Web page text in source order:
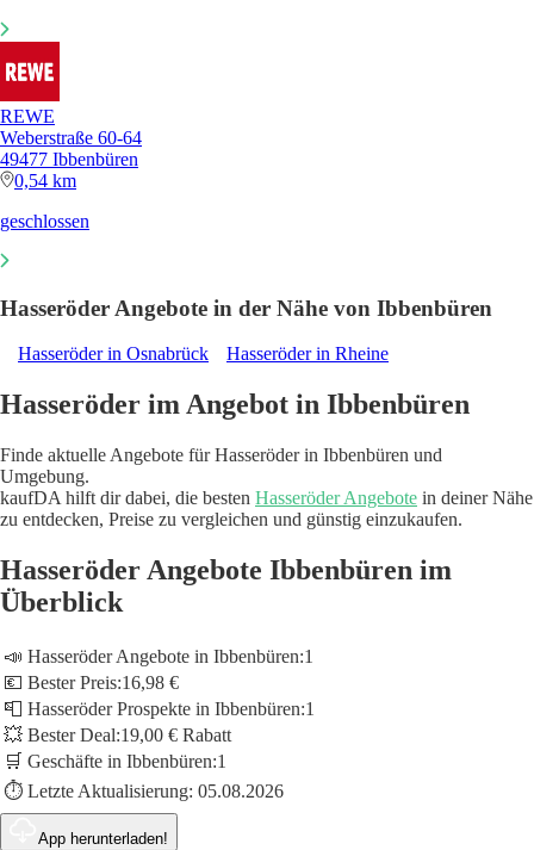
REWE
Weberstraße 60-64
49477 Ibbenbüren
0,54 km
geschlossen
Hasseröder Angebote in der Nähe von Ibbenbüren
Hasseröder in Osnabrück Hasseröder in Rheine
Hasseröder im Angebot in Ibbenbüren
Finde aktuelle Angebote für Hasseröder in Ibbenbüren und
Umgebung.
kaufDA hilft dir dabei, die besten Hasseröder Angebote in deiner Nähe
zu entdecken, Preise zu vergleichen und günstig einzukaufen.
Hasseröder Angebote Ibbenbüren im
Überblick
📣 Hasseröder Angebote in Ibbenbüren:1
💶 Bester Preis:16,98 €
📮 Hasseröder Prospekte in Ibbenbüren:1
💥 Bester Deal:19,00 € Rabatt
🛒 Geschäfte in Ibbenbüren:1
⏱️ Letzte Aktualisierung: 05.08.2026
App herunterladen!